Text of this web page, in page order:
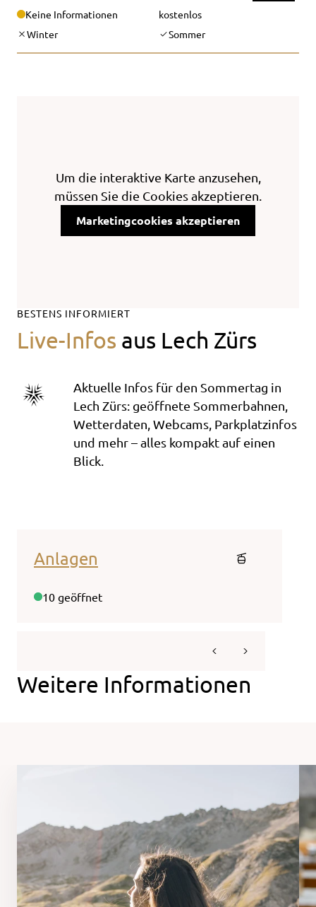
Keine Informationen
kostenlos
Winter
Sommer
Um die interaktive Karte anzusehen,
müssen Sie die Cookies akzeptieren.
Marketingcookies akzeptieren
BESTENS INFORMIERT
Live-Infos aus Lech Zürs
Aktuelle Infos für den Sommertag in
Lech Zürs: geöffnete Sommerbahnen,
Wetterdaten, Webcams, Parkplatzinfos
und mehr – alles kompakt auf einen
Blick.
Anlagen
10 geöffnet
Weitere Informationen